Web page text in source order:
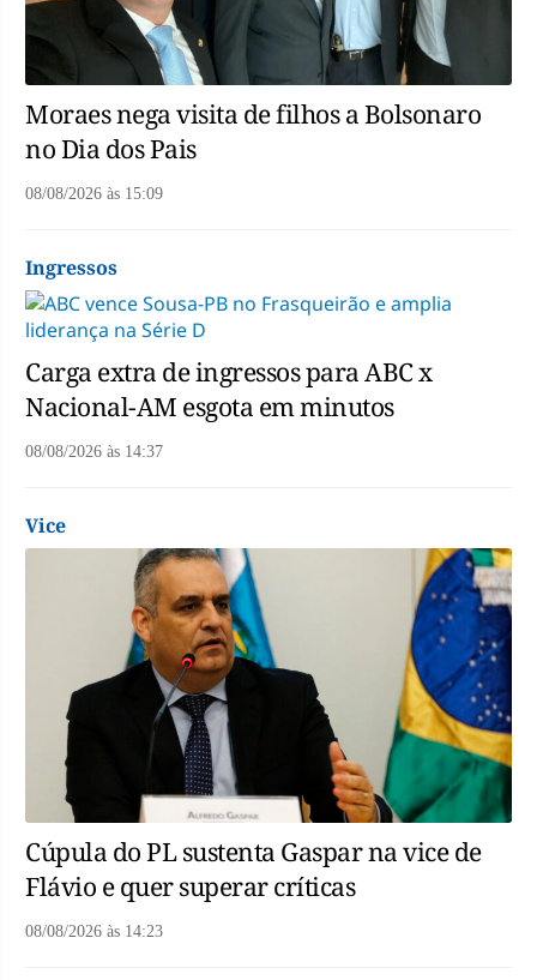
Moraes nega visita de filhos a Bolsonaro
no Dia dos Pais
08/08/2026 às 15:09
Ingressos
Carga extra de ingressos para ABC x
Nacional-AM esgota em minutos
08/08/2026 às 14:37
Vice
Cúpula do PL sustenta Gaspar na vice de
Flávio e quer superar críticas
08/08/2026 às 14:23